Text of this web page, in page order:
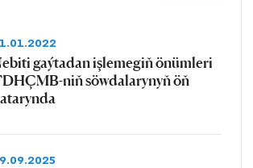
gaýtadan işlemegiň önümleri
niň söwdalarynyň öň